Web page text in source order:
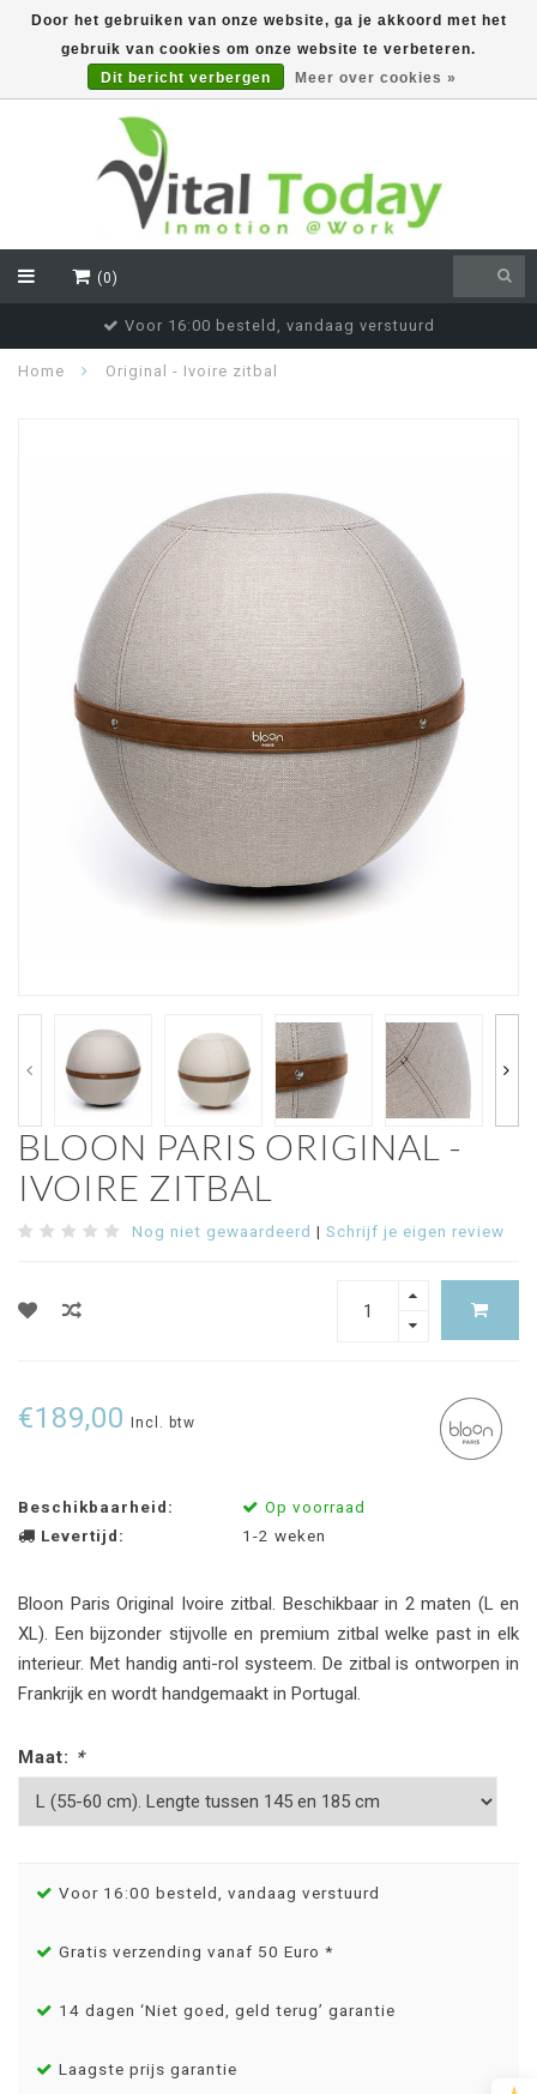
(0)
Voor 16:00 besteld, vandaag verstuurd
Home Original - Ivoire zitbal
BLOON PARIS ORIGINAL -
IVOIRE ZITBAL
Nog niet gewaardeerd | Schrijf je eigen review
€189,00 Incl. btw
Beschikbaarheid:
Op voorraad
Levertijd:
1-2 weken
Bloon Paris Original Ivoire zitbal. Beschikbaar in 2 maten (L en
XL). Een bijzonder stijvolle en premium zitbal welke past in elk
interieur. Met handig anti-rol systeem. De zitbal is ontworpen in
Frankrijk en wordt handgemaakt in Portugal.
Maat: *
Voor 16:00 besteld, vandaag verstuurd
Gratis verzending vanaf 50 Euro *
14 dagen ‘Niet goed, geld terug’ garantie
Laagste prijs garantie
Door het gebruiken van onze website, ga je akkoord met het
gebruik van cookies om onze website te verbeteren.
Dit bericht verbergen
Meer over cookies »